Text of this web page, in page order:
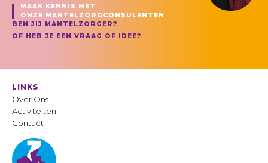
MAAK KENNIS MET
ONZE MANTELZORGCONSULENTEN
BEN JIJ MANTELZORGER?
OF HEB JE EEN VRAAG OF IDEE?
LINKS
Over Ons
Activiteiten
Contact